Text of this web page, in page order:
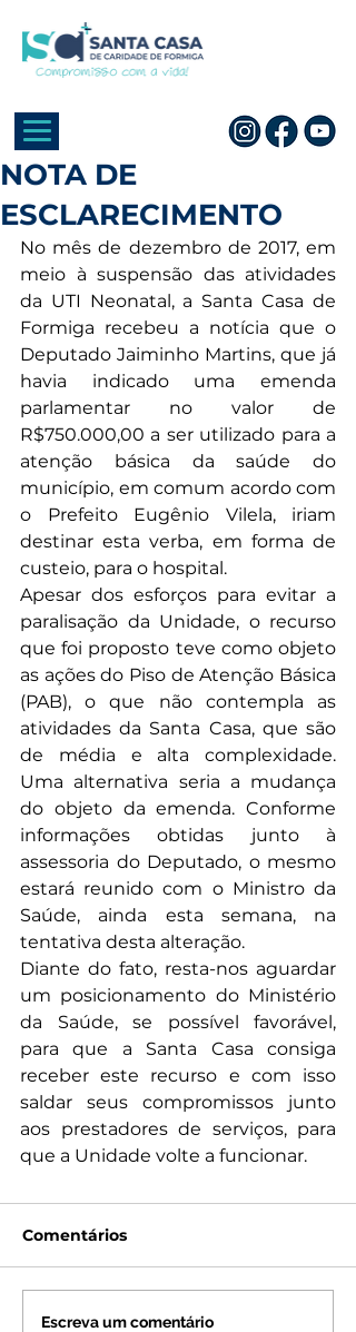
NOTA DE
ESCLARECIMENTO
No mês de dezembro de 2017, em
meio à suspensão das atividades
da UTI Neonatal, a Santa Casa de
Formiga recebeu a notícia que o
Deputado Jaiminho Martins, que já
havia indicado uma emenda
parlamentar no valor de
R$750.000,00 a ser utilizado para a
atenção básica da saúde do
município, em comum acordo com
o Prefeito Eugênio Vilela, iriam
destinar esta verba, em forma de
custeio, para o hospital.
Apesar dos esforços para evitar a
paralisação da Unidade, o recurso
que foi proposto teve como objeto
as ações do Piso de Atenção Básica
(PAB), o que não contempla as
atividades da Santa Casa, que são
de média e alta complexidade.
Uma alternativa seria a mudança
do objeto da emenda. Conforme
informações obtidas junto à
assessoria do Deputado, o mesmo
estará reunido com o Ministro da
Saúde, ainda esta semana, na
tentativa desta alteração.
Diante do fato, resta-nos aguardar
um posicionamento do Ministério
da Saúde, se possível favorável,
para que a Santa Casa consiga
receber este recurso e com isso
saldar seus compromissos junto
aos prestadores de serviços, para
que a Unidade volte a funcionar.
Comentários
Escreva um comentário